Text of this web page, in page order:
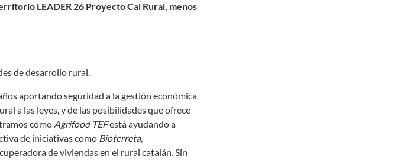
LEADER 26 Proyecto Cal Rural, menos
de desarrollo rural.
aportando seguridad a la gestión económica
a las leyes, y de las posibilidades que ofrece
cómo Agrifood TEFestá ayudando a
de iniciativas como Bioterreta,
de viviendas en el rural catalán. Sin